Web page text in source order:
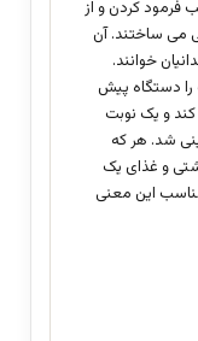
فرمود کردن و از
می ساختند. آن
خوانند.
دستگاه پیش
و یک نوبت
شد. هر که
و غذای یک
این معنی